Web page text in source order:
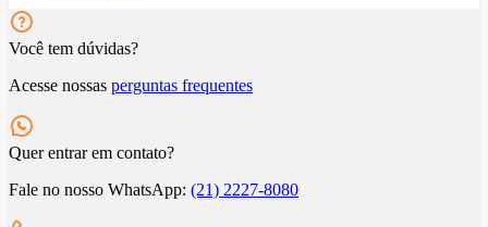
Você tem dúvidas?
Acesse nossas perguntas frequentes
Quer entrar em contato?
Fale no nosso WhatsApp: (21) 2227-8080